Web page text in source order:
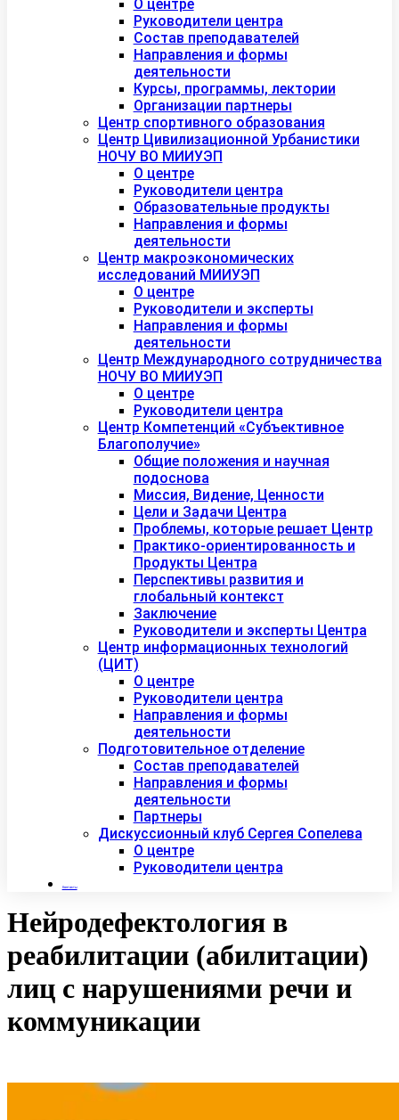
О центре
Руководители центра
Состав преподавателей
Направления и формы
деятельности
Курсы, программы, лектории
Организации партнеры
Центр спортивного образования
Центр Цивилизационной Урбанистики
НОЧУ ВО МИИУЭП
О центре
Руководители центра
Образовательные продукты
Направления и формы
деятельности
Центр макроэкономических
исследований МИИУЭП
О центре
Руководители и эксперты
Направления и формы
деятельности
Центр Международного сотрудничества
НОЧУ ВО МИИУЭП
О центре
Руководители центра
Центр Компетенций «Субъективное
Благополучие»
Общие положения и научная
подоснова
Миссия, Видение, Ценности
Цели и Задачи Центра
Проблемы, которые решает Центр
Практико-ориентированность и
Продукты Центра
Перспективы развития и
глобальный контекст
Заключение
Руководители и эксперты Центра
Центр информационных технологий
(ЦИТ)
О центре
Руководители центра
Направления и формы
деятельности
Подготовительное отделение
Состав преподавателей
Направления и формы
деятельности
Партнеры
Дискуссионный клуб Сергея Сопелева
О центре
Руководители центра
Контакты
Нейродефектология в
реабилитации (абилитации)
лиц с нарушениями речи и
коммуникации